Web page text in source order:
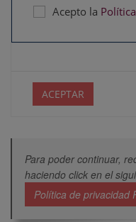
Acepto la
ACEPTAR
Para poder continuar,
haciendo click en el
Política de privacidad